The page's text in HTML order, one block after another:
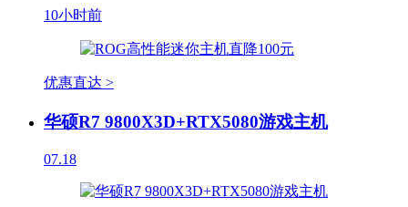
10小时前
优惠直达 >
华硕R7 9800X3D+RTX5080游戏主机
07.18